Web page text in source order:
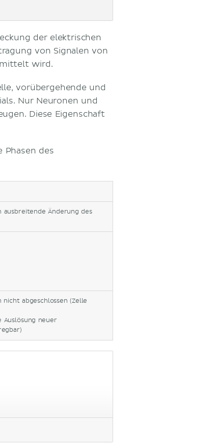
der elektrischen
von Signalen von
wird.
vorübergehende und
Nur Neuronen und
Diese Eigenschaft
Phasen des
ausbreitende Änderung des
abgeschlossen (Zelle
Auslösung neuer